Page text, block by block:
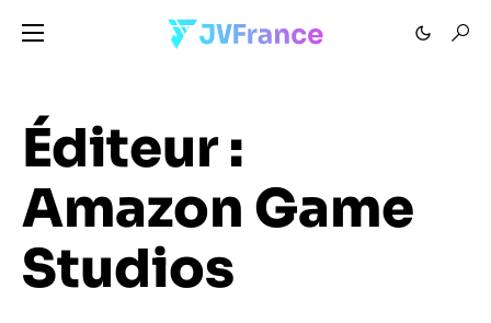
Éditeur :
Amazon Game
Studios